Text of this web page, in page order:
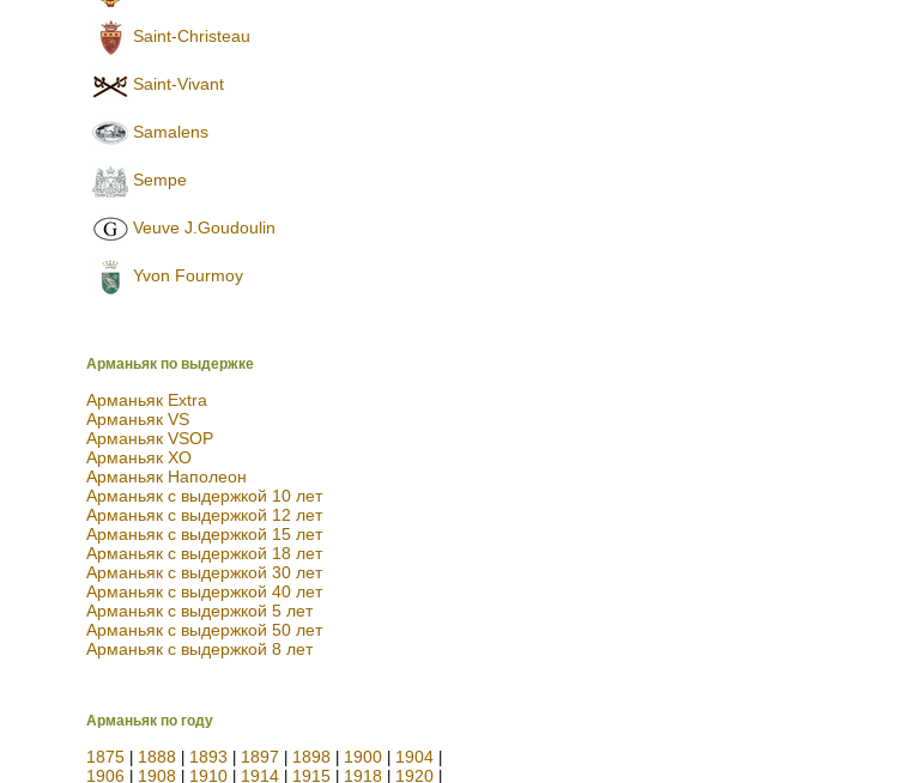
Saint-Christeau
Saint-Vivant
Samalens
Sempe
Veuve J.Goudoulin
Yvon Fourmoy
Арманьяк по выдержке
Арманьяк Extra
Арманьяк VS
Арманьяк VSOP
Арманьяк XO
Арманьяк Наполеон
Арманьяк с выдержкой 10 лет
Арманьяк с выдержкой 12 лет
Арманьяк с выдержкой 15 лет
Арманьяк с выдержкой 18 лет
Арманьяк с выдержкой 30 лет
Арманьяк с выдержкой 40 лет
Арманьяк с выдержкой 5 лет
Арманьяк с выдержкой 50 лет
Арманьяк с выдержкой 8 лет
Арманьяк по году
1875 1888 1893 1897 1898 1900 1904
1906 1908 1910 1914 1915 1918 1920